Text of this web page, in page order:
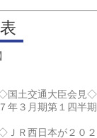
国土交通大臣会見◇
年３月期第１四半期
Ｒ西日本が２０２